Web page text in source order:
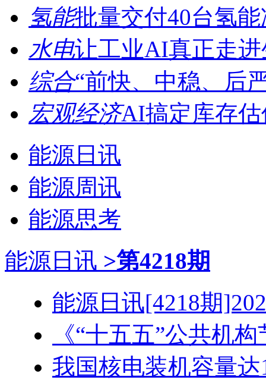
氢能批量交付40台氢
水电让工业AI真正走
综合“前快、中稳、后
宏观经济AI搞定库存
能源日讯
能源周讯
能源思考
能源日讯 >第4218期
能源日讯[4218期
《“十五五”公共机
我国核电装机容量达